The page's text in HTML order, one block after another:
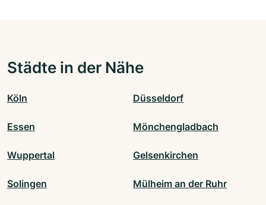
Städte in der Nähe
Köln Düsseldorf
Essen Mönchengladbach
Wuppertal Gelsenkirchen
Solingen Mülheim an der Ruhr